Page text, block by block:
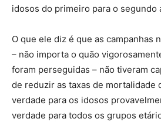
idosos do primeiro para o segundo
O que ele diz é que as campanhas
– não importa o quão
foram perseguidas – não tiveram
de reduzir as taxas de mortalidade
verdade para os idosos
verdade para todos os grupos